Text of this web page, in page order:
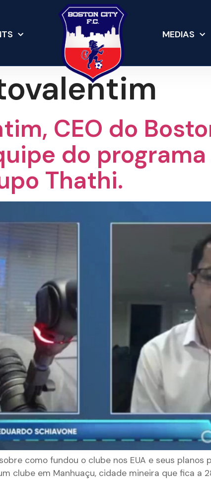
MEDIAS
CEO do
do
Thathi.
como fundou o clube nos EUA e seus planos
clube em Manhuaçu, cidade mineira que fica a